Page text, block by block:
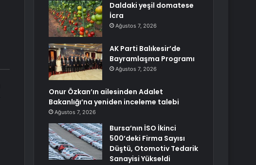
Daldaki yeşil domatese
İcra
Ağustos 7, 2026
AK Parti Balıkesir’de
Bayramlaşma Programı
Ağustos 7, 2026
Onur Özkan’ın ailesinden Adalet
Bakanlığı’na yeniden inceleme talebi
Ağustos 7, 2026
Bursa’nın İSO İkinci
500’deki Firma Sayısı
Düştü, Otomotiv Tedarik
Sanayisi Yükseldi